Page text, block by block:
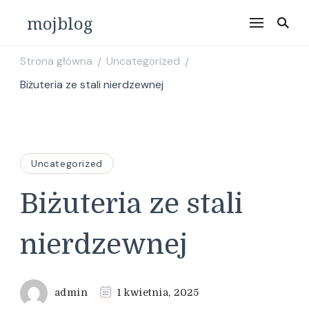
mojblog
Strona główna / Uncategorized /
Biżuteria ze stali nierdzewnej
Uncategorized
Biżuteria ze stali
nierdzewnej
admin 1 kwietnia, 2025